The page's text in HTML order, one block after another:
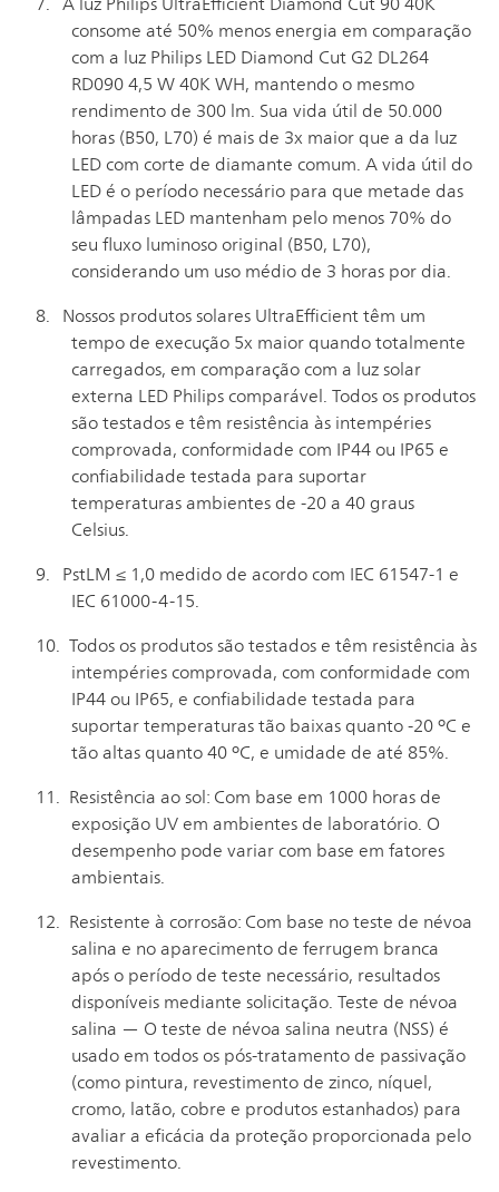
consome até 50% menos energia em comparação
com a luz Philips LED Diamond Cut G2 DL264
RD090 4,5 W 40K WH, mantendo o mesmo
rendimento de 300 lm. Sua vida útil de 50.000
horas (B50, L70) é mais de 3x maior que a da luz
LED com corte de diamante comum. A vida útil do
LED é o período necessário para que metade das
lâmpadas LED mantenham pelo menos 70% do
seu fluxo luminoso original (B50, L70),
considerando um uso médio de 3 horas por dia.
Nossos produtos solares UltraEfficient têm um
tempo de execução 5x maior quando totalmente
carregados, em comparação com a luz solar
externa LED Philips comparável. Todos os produtos
são testados e têm resistência às intempéries
comprovada, conformidade com IP44 ou IP65 e
confiabilidade testada para suportar
temperaturas ambientes de -20 a 40 graus
Celsius.
PstLM ≤ 1,0 medido de acordo com IEC 61547-1 e
IEC 61000-4-15.
Todos os produtos são testados e têm resistência às
intempéries comprovada, com conformidade com
IP44 ou IP65, e confiabilidade testada para
suportar temperaturas tão baixas quanto -20 ºC e
tão altas quanto 40 ºC, e umidade de até 85%.
Resistência ao sol: Com base em 1000 horas de
exposição UV em ambientes de laboratório. O
desempenho pode variar com base em fatores
ambientais.
Resistente à corrosão: Com base no teste de névoa
salina e no aparecimento de ferrugem branca
após o período de teste necessário, resultados
disponíveis mediante solicitação. Teste de névoa
salina — O teste de névoa salina neutra (NSS) é
usado em todos os pós-tratamento de passivação
(como pintura, revestimento de zinco, níquel,
cromo, latão, cobre e produtos estanhados) para
avaliar a eficácia da proteção proporcionada pelo
revestimento.